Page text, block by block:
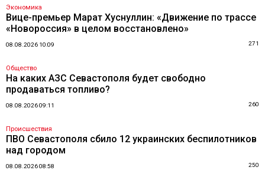
Экономика
Вице-премьер Марат Хуснуллин: «Движение по трассе
«Новороссия» в целом восстановлено»
08.08.2026 10:09 271
Общество
На каких АЗС Севастополя будет свободно
продаваться топливо?
08.08.2026 09:11 260
Происшествия
ПВО Севастополя сбило 12 украинских беспилотников
над городом
08.08.2026 08:58 250